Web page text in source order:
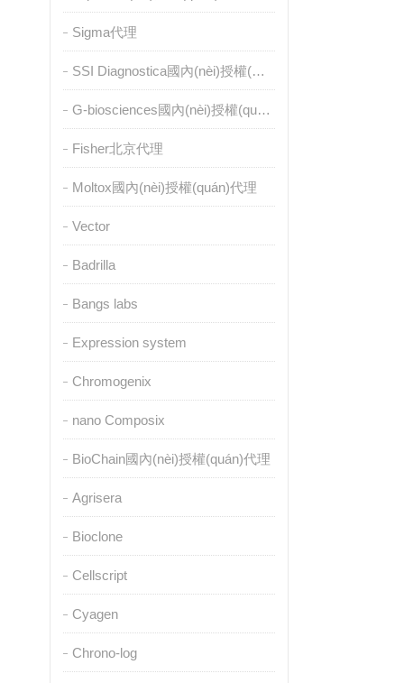
Sigma代理
SSI Diagnostica國內(nèi)授權(quán)代理
G-biosciences國內(nèi)授權(quán)代理
Fisher北京代理
Moltox國內(nèi)授權(quán)代理
Vector
Badrilla
Bangs labs
Expression system
Chromogenix
nano Composix
BioChain國內(nèi)授權(quán)代理
Agrisera
Bioclone
Cellscript
Cyagen
Chrono-log